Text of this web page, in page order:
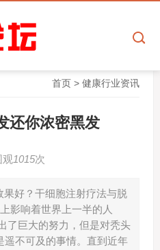
首页 >健康行业资讯
还你浓密黑发
观 1015次
果好？干细胞注射疗法与脱
影响着世界上一半的人
了巨大的努力，但是对秃头
遥不可及的事情。直到近年